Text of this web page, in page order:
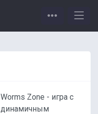
Worms Zone - игра с
динамичным